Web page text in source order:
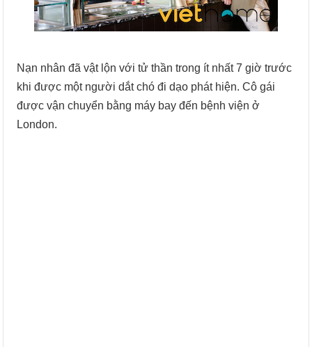
Nạn nhân đã vật lộn với tử thần trong ít nhất 7 giờ trước
khi được một người dắt chó đi dạo phát hiện. Cô gái
được vận chuyển bằng máy bay đến bệnh viện ở
London.